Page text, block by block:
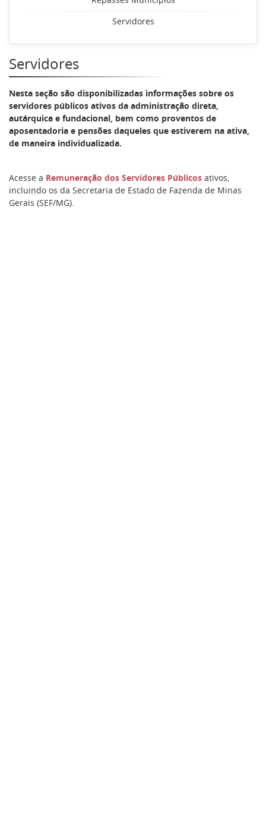
Servidores
Servidores
Nesta seção são disponibilizadas informações sobre os
servidores públicos ativos da administração direta,
autárquica e fundacional, bem como proventos de
aposentadoria e pensões daqueles que estiverem na ativa,
de maneira individualizada.
Acesse a Remuneração dos Servidores Públicos ativos,
incluindo os da Secretaria de Estado de Fazenda de Minas
Gerais (SEF/MG).